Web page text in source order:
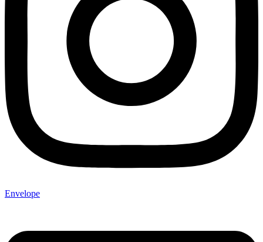
Envelope